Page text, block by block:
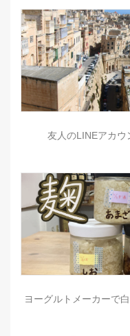
友人のLINEアカウ
ヨーグルトメーカーで